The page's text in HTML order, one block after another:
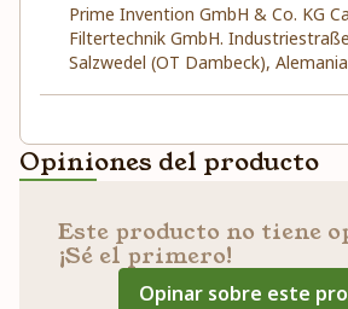
Prime Invention GmbH & Co. KG
Filtertechnik GmbH.
Salzwedel (OT Dambeck), Alemania
Opiniones del producto
Este producto no tiene
¡Sé el primero!
Opinar sobre este